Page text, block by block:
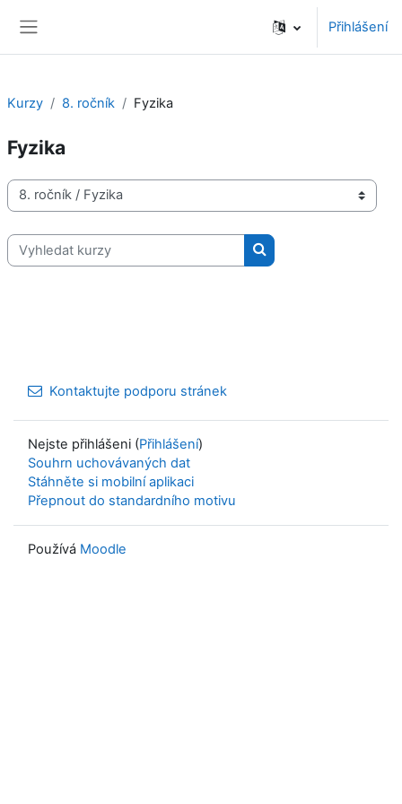
Přihlášení
Kurzy 8. ročník Fyzika
Fyzika
Kategorie kurzů
Vyhledat kurzy
Vyhledat kurzy
Kontaktujte podporu stránek
Nejste přihlášeni (Přihlášení)
Souhrn uchovávaných dat
Stáhněte si mobilní aplikaci
Přepnout do standardního motivu
Používá Moodle